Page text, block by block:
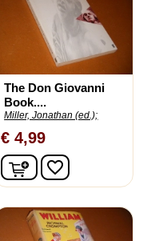
The Don Giovanni
Book....
Miller, Jonathan (ed.);
€ 4,99
In winkelwagen
favorite_border